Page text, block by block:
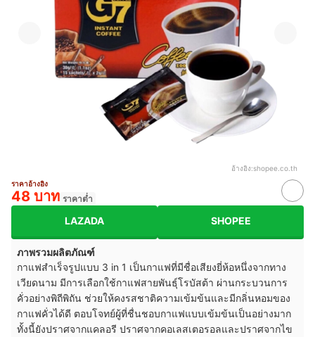
อ้างอิง:shopee.co.th
ราคาอ้างอิง
48 บาท ราคาต่ำ
LAZADA SHOPEE
ภาพรวมผลิตภัณฑ์
กาแฟสำเร็จรูปแบบ 3 in 1 เป็นกาแฟที่มีชื่อเสียงยี่ห้อหนึ่งจากทาง
เวียดนาม มีการเลือกใช้กาแฟสายพันธุ์โรบัสต้า ผ่านกระบวนการ
คั่วอย่างพิถีพิถัน ช่วยให้คงรสชาติความเข้มข้นและมีกลิ่นหอมของ
กาแฟคั่วได้ดี ตอบโจทย์ผู้ที่ชื่นชอบกาแฟแบบเข้มข้นเป็นอย่างมาก
ทั้งนี้ยังปราศจากแคลอรี ปราศจากคอเลสเตอรอลและปราศจากไข